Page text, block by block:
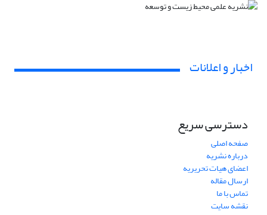
اخبار و اعلانات
دسترسی سریع
صفحه اصلی
درباره نشریه
اعضای هیات تحریریه
ارسال مقاله
تماس با ما
نقشه سایت